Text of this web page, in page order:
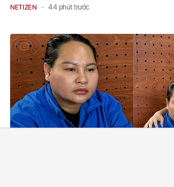
NETIZEN 44 phút trước